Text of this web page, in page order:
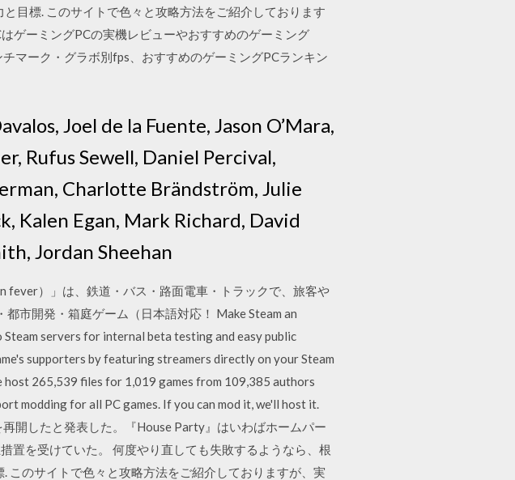
目標. このサイトで色々と攻略方法をご紹介しております
ゲーミングPCの実機レビューやおすすめのゲーミング
マーク・グラボ別fps、おすすめのゲーミングPCランキン
Joel de la Fuente, Jason O’Mara,
Rufus Sewell, Daniel Percival,
Charlotte Brändström, Julie
Kalen Egan, Mark Richard, David
Jordan Sheehan
fever）」は、鉄道・バス・路面電車・トラックで、旅客や
市開発・箱庭ゲーム（日本語対応！ Make Steam an
servers for internal beta testing and easy public
supporters by featuring streamers directly on your Steam
265,539 files for 1,019 games from 109,385 authors
modding for all PC games. If you can mod it, we'll host it.
開したと発表した。『House Party』はいわばホームパー
置を受けていた。 何度やり直しても失敗するようなら、根
このサイトで色々と攻略方法をご紹介しておりますが、実